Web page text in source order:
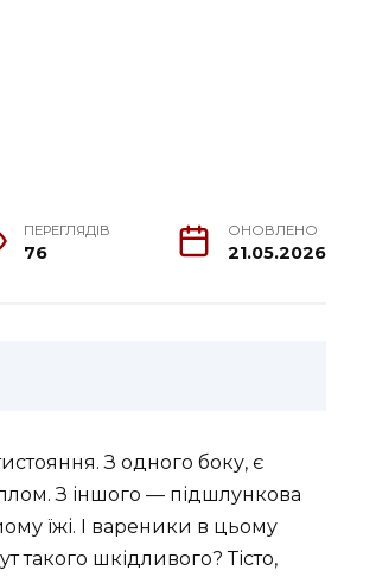
ПЕРЕГЛЯДІВ
76
ОНОВЛЕНО
21.05.2026
З одного боку, є
З іншого — підшлункова
їжі. І вареники в цьому
такого шкідливого? Тісто,